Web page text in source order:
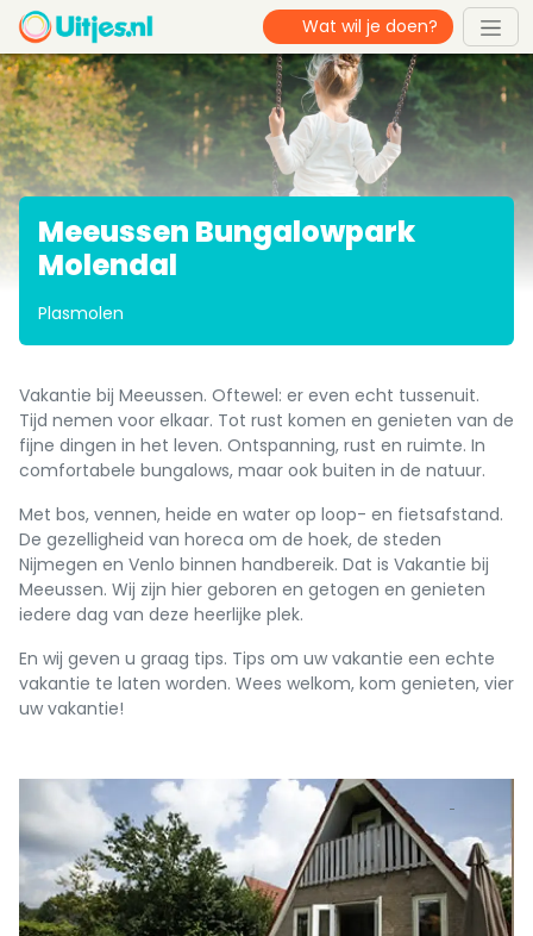
Meeussen Bungalowpark
Molendal
Plasmolen
Vakantie bij Meeussen. Oftewel: er even echt tussenuit.
Tijd nemen voor elkaar. Tot rust komen en genieten van de
fijne dingen in het leven. Ontspanning, rust en ruimte. In
comfortabele bungalows, maar ook buiten in de natuur.
Met bos, vennen, heide en water op loop- en fietsafstand.
De gezelligheid van horeca om de hoek, de steden
Nijmegen en Venlo binnen handbereik. Dat is Vakantie bij
Meeussen. Wij zijn hier geboren en getogen en genieten
iedere dag van deze heerlijke plek.
En wij geven u graag tips. Tips om uw vakantie een echte
vakantie te laten worden. Wees welkom, kom genieten, vier
uw vakantie!